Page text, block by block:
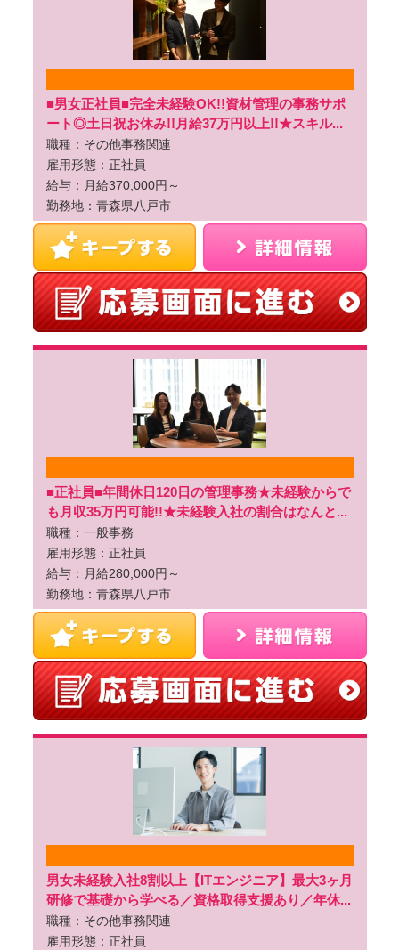
■男女正社員■完全未経験OK!!資材管理の事務サポ
ート◎土日祝お休み!!月給37万円以上!!★スキル...
職種：その他事務関連
雇用形態：正社員
給与：月給370,000円～
勤務地：青森県八戸市
■正社員■年間休日120日の管理事務★未経験からで
も月収35万円可能!!★未経験入社の割合はなんと...
職種：一般事務
雇用形態：正社員
給与：月給280,000円～
勤務地：青森県八戸市
男女未経験入社8割以上【ITエンジニア】最大3ヶ月
研修で基礎から学べる／資格取得支援あり／年休...
職種：その他事務関連
雇用形態：正社員